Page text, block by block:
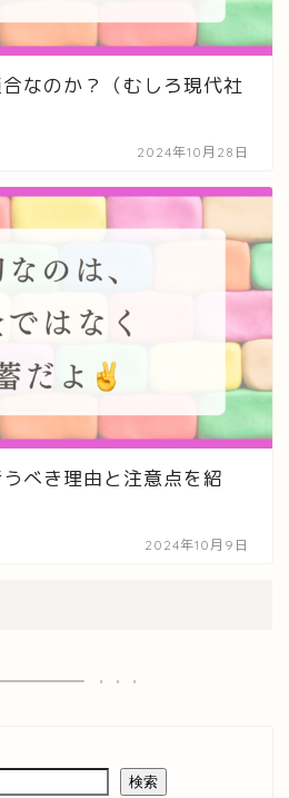
なのか？（むしろ現代社
2024年10月28日
べき理由と注意点を紹
2024年10月9日
検索